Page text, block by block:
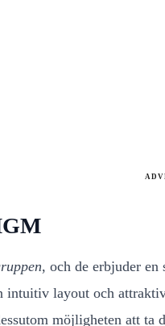
, och de erbjuder en
layout och
möjligheten att